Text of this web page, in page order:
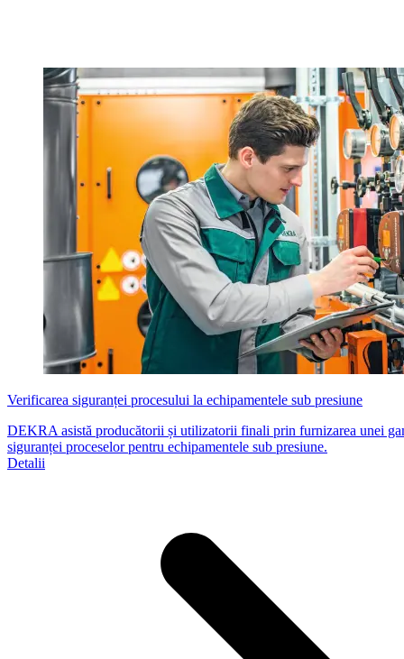
Verificarea siguranței procesului la echipamentele sub presiune
DEKRA asistă producătorii și utilizatorii finali prin furnizarea unei
siguranței proceselor pentru echipamentele sub presiune.
Detalii